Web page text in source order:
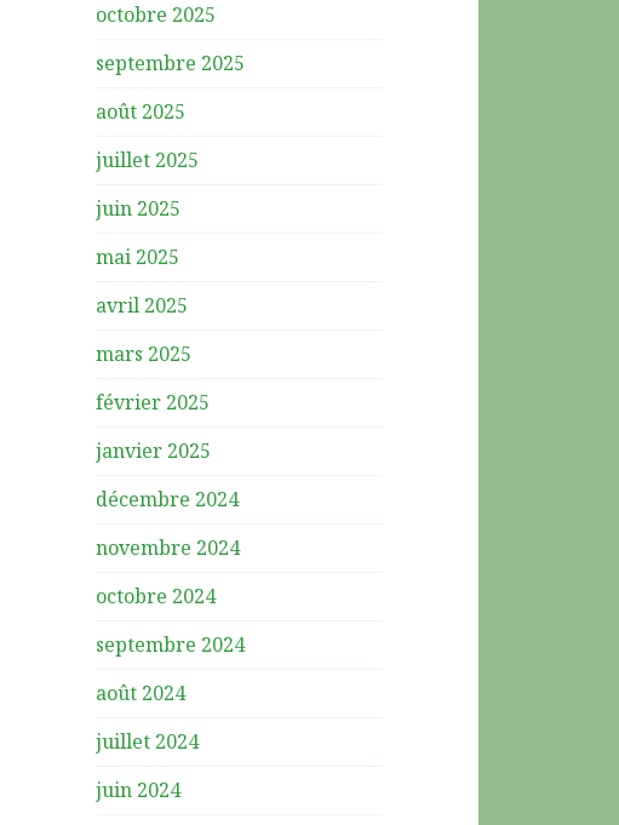
octobre 2025
septembre 2025
août 2025
juillet 2025
juin 2025
mai 2025
avril 2025
mars 2025
février 2025
janvier 2025
décembre 2024
novembre 2024
octobre 2024
septembre 2024
août 2024
juillet 2024
juin 2024